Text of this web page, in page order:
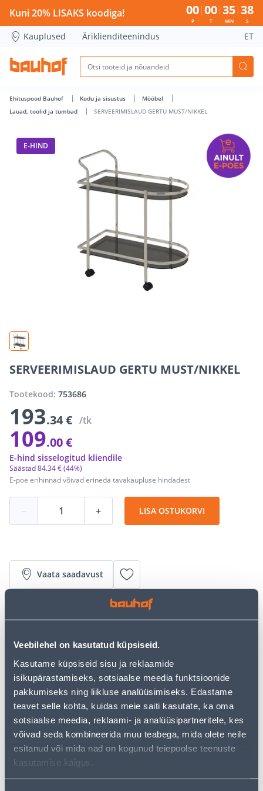
Veebilehel on kasutatud küpsiseid.
Kasutame küpsiseid sisu ja reklaamide
isikupärastamiseks, sotsiaalse meedia funktsioonide
pakkumiseks ning liikluse analüüsimiseks. Edastame
teavet selle kohta, kuidas meie saiti kasutate, ka oma
sotsiaalse meedia, reklaami- ja analüüsipartneritele, kes
võivad seda kombineerida muu teabega, mida olete neile
esitanud või mida nad on kogunud teiepoolse teenuste
kasutamise käigus.
SERVEERIMISLAUD GERTU MUST/NIKKEL - Bauhof has
Kuni 20% LISAKS koodiga! 00
P
00
T
35
MIN
37
S
Kauplused Äriklienditeenindus ET
Ehituspood Bauhof Kodu ja sisustus
Mööbel
Lauad, toolid ja tumbad
SERVEERIMISLAUD GERTU MUST/NIKKEL
E-HIND
SERVEERIMISLAUD GERTU MUST/NIKKEL
Tootekood: 753686
193.34 € /tk
109.00 €
E-poe erihinnad võivad erineda tavakaupluse hindadest
Säästad84.34 €(44%)
E-hind sisselogitud kliendile
− + LISA OSTUKORVI
Vaata saadavust
• 14-päevane tagastusõigus.
Järelmaksu kalkulaator
Sissemakse Maksed
Kuumakse 32.22 €